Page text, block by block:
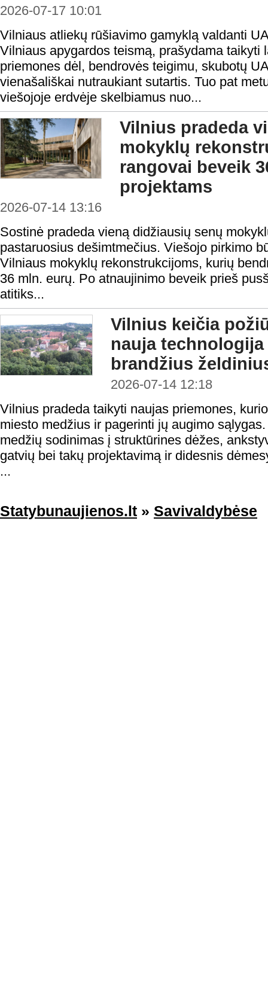
2026-07-17 10:01
Vilniaus atliekų rūšiavimo gamyklą valdanti
Vilniaus apygardos teismą, prašydama taikyti
priemones dėl, bendrovės teigimu, skubotų
vienašališkai nutraukiant sutartis. Tuo pat
viešojoje erdvėje skelbiamus nuo...
Vilnius pradeda
mokyklų
rangovai beveik
projektams
2026-07-14 13:16
Sostinė pradeda vieną didžiausių senų
pastaruosius dešimtmečius. Viešojo pirkimo
Vilniaus mokyklų rekonstrukcijoms, kurių
36 mln. eurų. Po atnaujinimo beveik prieš
atitiks...
Vilnius keičia
nauja
brandžius
2026-07-14 12:18
Vilnius pradeda taikyti naujas priemones,
miesto medžius ir pagerinti jų augimo
medžių sodinimas į struktūrines dėžes,
gatvių bei takų projektavimą ir didesnis
...
Statybunaujienos.lt » Savivaldybėse